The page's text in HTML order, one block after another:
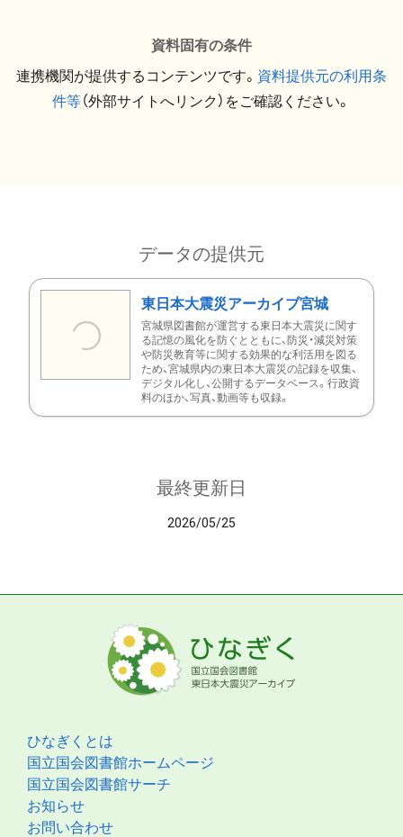
資料固有の条件
連携機関が提供するコンテンツです。 資料提供元の利用条
件等（外部サイトへリンク）をご確認ください。
データの提供元
東日本大震災アーカイブ宮城
宮城県図書館が運営する東日本大震災に関す
る記憶の風化を防ぐとともに、防災・減災対策
や防災教育等に関する効果的な利活用を図る
ため、宮城県内の東日本大震災の記録を収集、
デジタル化し、公開するデータベース。行政資
料のほか、写真、動画等も収録。
最終更新日
2026/05/25
ひなぎくとは
国立国会図書館ホームページ
国立国会図書館サーチ
お知らせ
お問い合わせ